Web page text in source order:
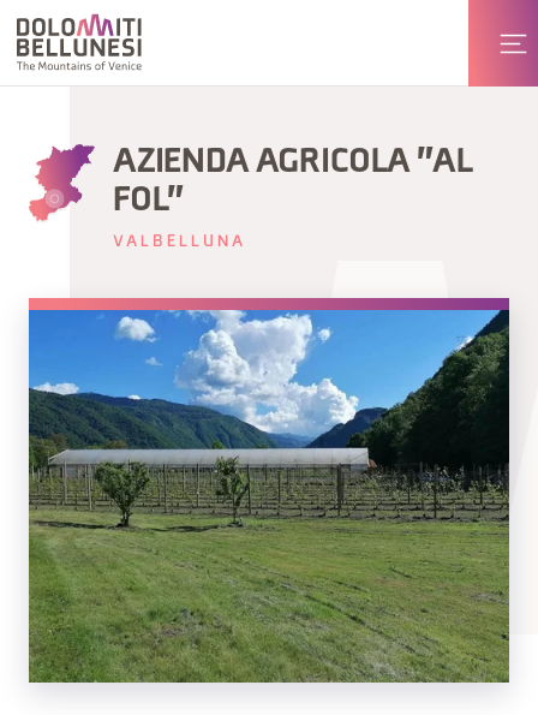
AZIENDA AGRICOLA "AL
FOL"
VALBELLUNA